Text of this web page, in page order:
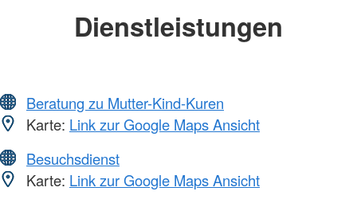
Dienstleistungen
Beratung zu Mutter-Kind-Kuren
Karte: Link zur Google Maps Ansicht
Besuchsdienst
Karte: Link zur Google Maps Ansicht